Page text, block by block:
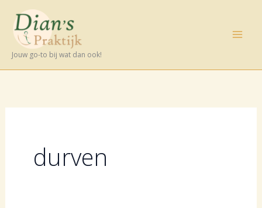
naar
inhoud
Jouw go-to bij wat dan ook!
durven